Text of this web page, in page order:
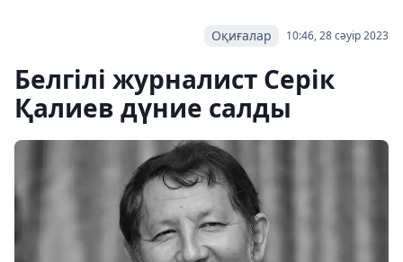
10:46, 28 сәуір 2023
Оқиғалар
Белгілі журналист Серік
Қалиев дүние салды